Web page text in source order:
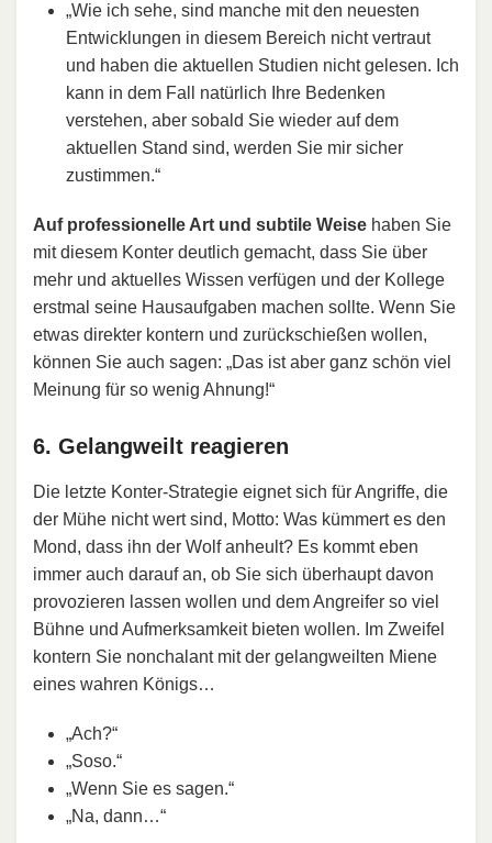
„Wie ich sehe, sind manche mit den neuesten
Entwicklungen in diesem Bereich nicht vertraut
und haben die aktuellen Studien nicht gelesen. Ich
kann in dem Fall natürlich Ihre Bedenken
verstehen, aber sobald Sie wieder auf dem
aktuellen Stand sind, werden Sie mir sicher
zustimmen.“
Auf professionelle Art und subtile Weise haben Sie
mit diesem Konter deutlich gemacht, dass Sie über
mehr und aktuelles Wissen verfügen und der Kollege
erstmal seine Hausaufgaben machen sollte. Wenn Sie
etwas direkter kontern und zurückschießen wollen,
können Sie auch sagen: „Das ist aber ganz schön viel
Meinung für so wenig Ahnung!“
6. Gelangweilt reagieren
Die letzte Konter-Strategie eignet sich für Angriffe, die
der Mühe nicht wert sind, Motto: Was kümmert es den
Mond, dass ihn der Wolf anheult? Es kommt eben
immer auch darauf an, ob Sie sich überhaupt davon
provozieren lassen wollen und dem Angreifer so viel
Bühne und Aufmerksamkeit bieten wollen. Im Zweifel
kontern Sie nonchalant mit der gelangweilten Miene
eines wahren Königs…
„Ach?“
„Soso.“
„Wenn Sie es sagen.“
„Na, dann…“